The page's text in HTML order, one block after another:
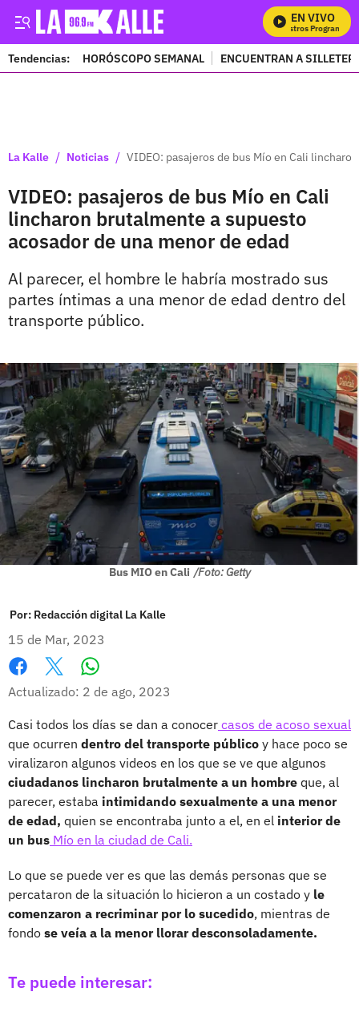
EN VIVO
Tendencias: HORÓSCOPO SEMANAL ENCUENTRAN A
La Kalle / Noticias / VIDEO: pasajeros de bus Mío en Cali
VIDEO: pasajeros de bus Mío en Cali
lincharon brutalmente a supuesto
acosador de una menor de edad
Al parecer, el hombre le habría mostrado sus
partes íntimas a una menor de edad dentro del
transporte público.
Bus MIO en Cali /Foto: Getty
Por: Redacción digital La Kalle
15 de Mar, 2023
Facebook
X
Actualizado: 2 de ago, 2023
Casi todos los días se dan a conocer casos de acoso sexual
que ocurren dentro del transporte público y hace poco se
viralizaron algunos videos en los que se ve que algunos
ciudadanos lincharon brutalmente a un hombre que, al
parecer, estaba intimidando sexualmente a una menor
de edad, quien se encontraba junto a el, en el interior de
un bus Mío en la ciudad de Cali.
Lo que se puede ver es que las demás personas que se
percataron de la situación lo hicieron a un costado y le
comenzaron a recriminar por lo sucedido, mientras de
fondo se veía a la menor llorar desconsoladamente.
Te puede interesar: